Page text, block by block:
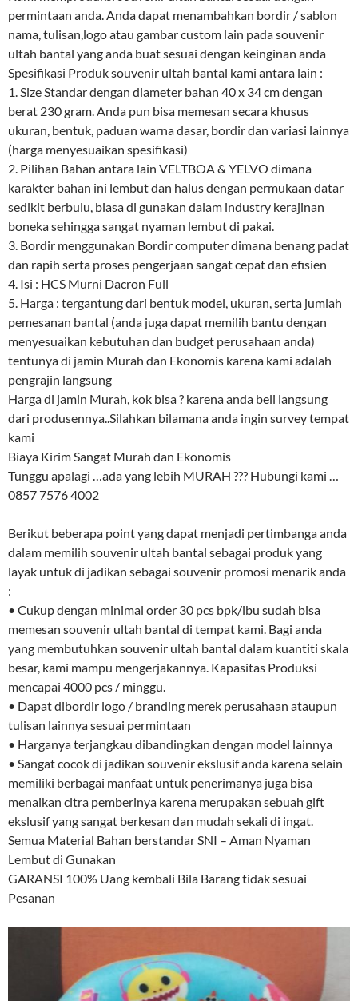
permintaan anda. Anda dapat menambahkan bordir / sablon
nama, tulisan,logo atau gambar custom lain pada souvenir
ultah bantal yang anda buat sesuai dengan keinginan anda
Spesifikasi Produk souvenir ultah bantal kami antara lain :
1. Size Standar dengan diameter bahan 40 x 34 cm dengan
berat 230 gram. Anda pun bisa memesan secara khusus
ukuran, bentuk, paduan warna dasar, bordir dan variasi lainnya
(harga menyesuaikan spesifikasi)
2. Pilihan Bahan antara lain VELTBOA & YELVO dimana
karakter bahan ini lembut dan halus dengan permukaan datar
sedikit berbulu, biasa di gunakan dalam industry kerajinan
boneka sehingga sangat nyaman lembut di pakai.
3. Bordir menggunakan Bordir computer dimana benang padat
dan rapih serta proses pengerjaan sangat cepat dan efisien
4. Isi : HCS Murni Dacron Full
5. Harga : tergantung dari bentuk model, ukuran, serta jumlah
pemesanan bantal (anda juga dapat memilih bantu dengan
menyesuaikan kebutuhan dan budget perusahaan anda)
tentunya di jamin Murah dan Ekonomis karena kami adalah
pengrajin langsung
Harga di jamin Murah, kok bisa ? karena anda beli langsung
dari produsennya..Silahkan bilamana anda ingin survey tempat
kami
Biaya Kirim Sangat Murah dan Ekonomis
Tunggu apalagi …ada yang lebih MURAH ??? Hubungi kami …
0857 7576 4002
Berikut beberapa point yang dapat menjadi pertimbanga anda
dalam memilih souvenir ultah bantal sebagai produk yang
layak untuk di jadikan sebagai souvenir promosi menarik anda
:
• Cukup dengan minimal order 30 pcs bpk/ibu sudah bisa
memesan souvenir ultah bantal di tempat kami. Bagi anda
yang membutuhkan souvenir ultah bantal dalam kuantiti skala
besar, kami mampu mengerjakannya. Kapasitas Produksi
mencapai 4000 pcs / minggu.
• Dapat dibordir logo / branding merek perusahaan ataupun
tulisan lainnya sesuai permintaan
• Harganya terjangkau dibandingkan dengan model lainnya
• Sangat cocok di jadikan souvenir ekslusif anda karena selain
memiliki berbagai manfaat untuk penerimanya juga bisa
menaikan citra pemberinya karena merupakan sebuah gift
ekslusif yang sangat berkesan dan mudah sekali di ingat.
Semua Material Bahan berstandar SNI – Aman Nyaman
Lembut di Gunakan
GARANSI 100% Uang kembali Bila Barang tidak sesuai
Pesanan